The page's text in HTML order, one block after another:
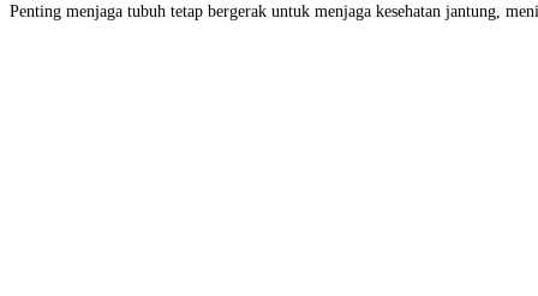
Penting menjaga tubuh tetap bergerak untuk menjaga kesehatan jantung,